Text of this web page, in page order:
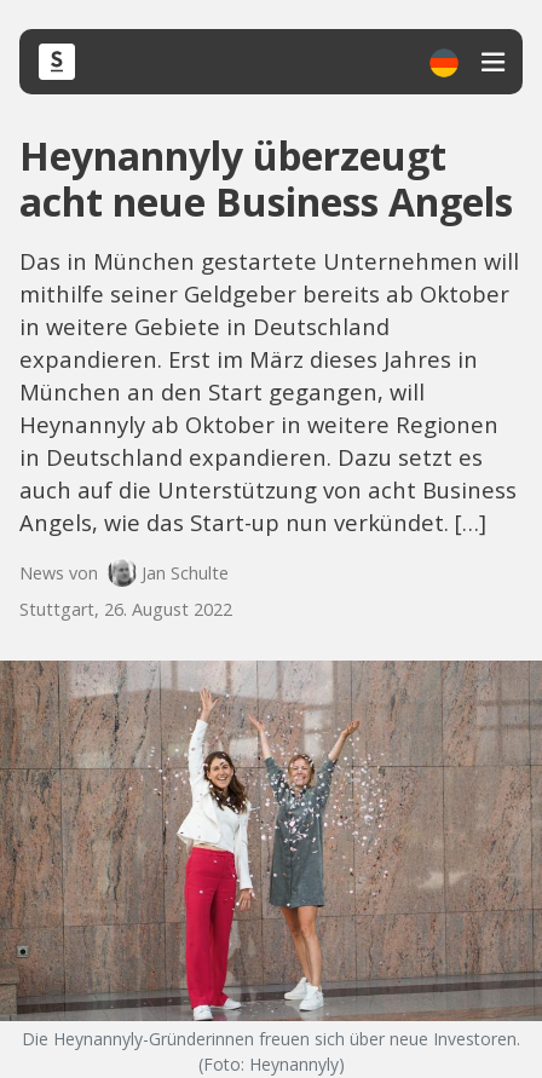
Heynannyly überzeugt
acht neue Business Angels
Das in München gestartete Unternehmen will
mithilfe seiner Geldgeber bereits ab Oktober
in weitere Gebiete in Deutschland
expandieren. Erst im März dieses Jahres in
München an den Start gegangen, will
Heynannyly ab Oktober in weitere Regionen
in Deutschland expandieren. Dazu setzt es
auch auf die Unterstützung von acht Business
Angels, wie das Start-up nun verkündet. […]
News von
Jan Schulte
Stuttgart, 26. August 2022
Die Heynannyly-Gründerinnen freuen sich über neue Investoren.
(Foto: Heynannyly)